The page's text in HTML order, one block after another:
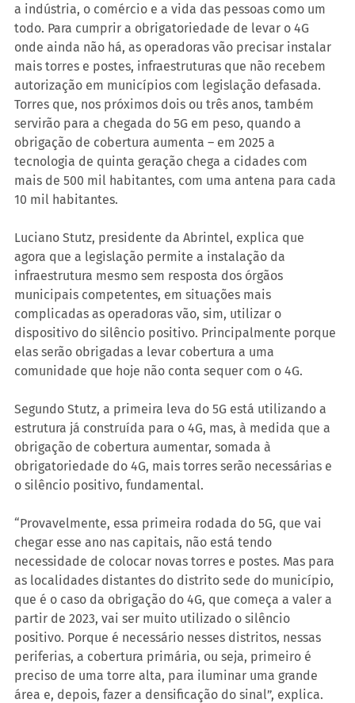
a indústria, o comércio e a vida das pessoas como um
todo. Para cumprir a obrigatoriedade de levar o 4G
onde ainda não há, as operadoras vão precisar instalar
mais torres e postes, infraestruturas que não recebem
autorização em municípios com legislação defasada.
Torres que, nos próximos dois ou três anos, também
servirão para a chegada do 5G em peso, quando a
obrigação de cobertura aumenta – em 2025 a
tecnologia de quinta geração chega a cidades com
mais de 500 mil habitantes, com uma antena para cada
10 mil habitantes.
Luciano Stutz, presidente da Abrintel, explica que
agora que a legislação permite a instalação da
infraestrutura mesmo sem resposta dos órgãos
municipais competentes, em situações mais
complicadas as operadoras vão, sim, utilizar o
dispositivo do silêncio positivo. Principalmente porque
elas serão obrigadas a levar cobertura a uma
comunidade que hoje não conta sequer com o 4G.
Segundo Stutz, a primeira leva do 5G está utilizando a
estrutura já construída para o 4G, mas, à medida que a
obrigação de cobertura aumentar, somada à
obrigatoriedade do 4G, mais torres serão necessárias e
o silêncio positivo, fundamental.
“Provavelmente, essa primeira rodada do 5G, que vai
chegar esse ano nas capitais, não está tendo
necessidade de colocar novas torres e postes. Mas para
as localidades distantes do distrito sede do município,
que é o caso da obrigação do 4G, que começa a valer a
partir de 2023, vai ser muito utilizado o silêncio
positivo. Porque é necessário nesses distritos, nessas
periferias, a cobertura primária, ou seja, primeiro é
preciso de uma torre alta, para iluminar uma grande
área e, depois, fazer a densificação do sinal”, explica.